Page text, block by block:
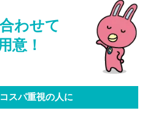
わせて
意！
スパ重視の人に